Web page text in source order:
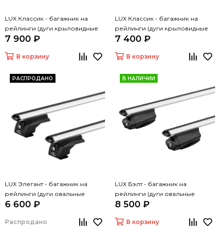
LUX Классик - багажник на
рейлинги (дуги крыловидные
черные, 1,3м)
7 900 ₽
В корзину
LUX Классик - багажник на
рейлинги (дуги крыловидные
серые, 1,3м)
7 400 ₽
В корзину
РАСПРОДАНО
LUX Элегант - багажник на
рейлинги (дуги овальные
серые, 1,3м)
6 600 ₽
Распродано
В НАЛИЧИИ
LUX Бэлт - багажник на
рейлинги (дуги овальные
серые, 1,3м)
8 500 ₽
В корзину